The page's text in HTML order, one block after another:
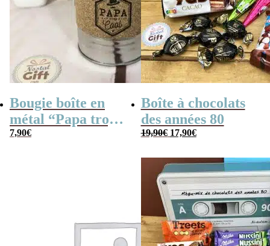
Bougie boîte en
métal “Papa trop
cool” (gris)
7,90€
Boîte à chocolats
des années 80
19,90€ Le
était :
19,90€.
17,90€Le
est :
17,90€.